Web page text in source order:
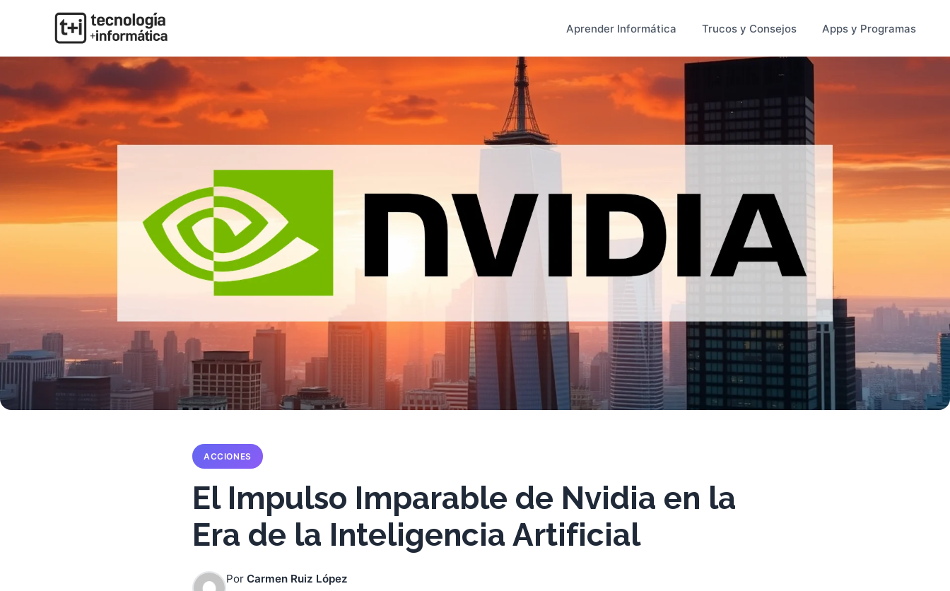
Aprender Informática Trucos y Consejos Apps y Programas
ACCIONES
El Impulso Imparable de Nvidia en la
Era de la Inteligencia Artificial
Por Carmen Ruiz López